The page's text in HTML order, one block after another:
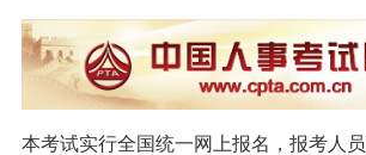
本考试实行全国统一网上报名，报考人